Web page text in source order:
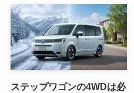
ステップワゴンの4WDは必